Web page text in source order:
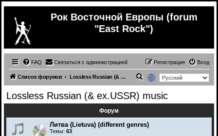
Рок Восточной Европы (forum
"East Rock")
FAQ Связаться с администрацией Вход
Регистрация
Список форумов Lossless Russian (& ex.USSR) music
и
к
Lossless Russian (& ex.USSR) music
Форум
Литва (Lietuva) (different genres)
Темы: 63